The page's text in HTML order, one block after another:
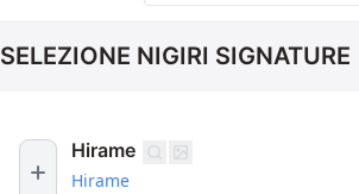
SELEZIONE NIGIRI SIGNATURE
Hirame
Hirame